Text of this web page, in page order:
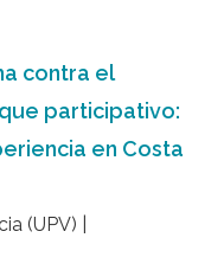
contra el
participativo:
en Costa
(UPV) |